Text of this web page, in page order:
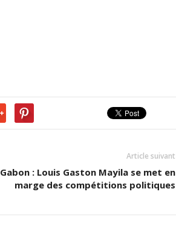
Article suivant
Gabon : Louis Gaston Mayila se met en
marge des compétitions politiques